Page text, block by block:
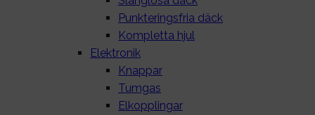
Punkteringsfria däck
Kompletta hjul
Elektronik
Knappar
Tumgas
Elkopplingar